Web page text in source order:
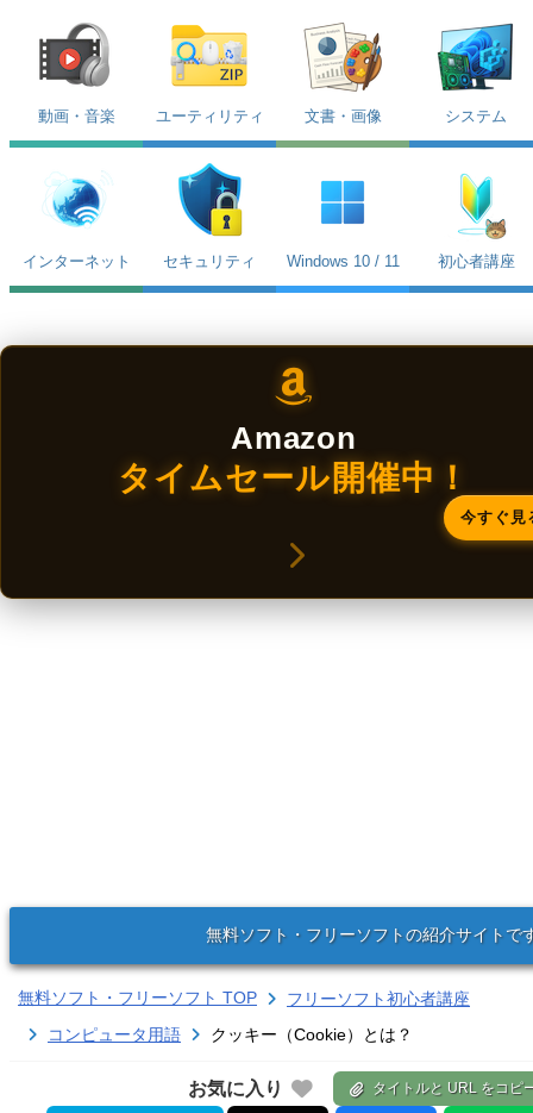
動画・音楽 ユーティリティ 文書・画像 システム
インターネット セキュリティ Windows 10 / 11 初心者講座
Amazon
タイムセール開催中！
今すぐ見
無料ソフト・フリーソフトの紹介サイトで
無料ソフト・フリーソフト TOP
フリーソフト初心者講座
コンピュータ用語
クッキー（Cookie）とは？
お気に入り タイトルと URL をコピ